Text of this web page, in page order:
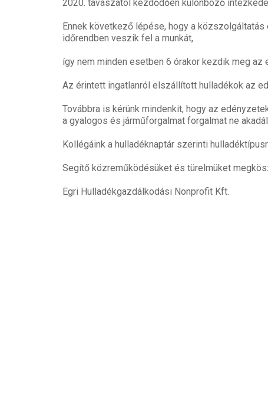
2020. tavaszától kezdődően különböző
Ennek következő lépése, hogy a
időrendben veszik fel a munkát,
így nem minden esetben 6 órakor kezdik meg
Az érintett ingatlanról elszállított hulladékok az
Továbbra is kérünk mindenkit, hogy az
a gyalogos és járműforgalmat forgalmat ne
Kollégáink a hulladéknaptár szerinti
Segítő közreműködésüket és türelmüket
Egri Hulladékgazdálkodási Nonprofit Kft.